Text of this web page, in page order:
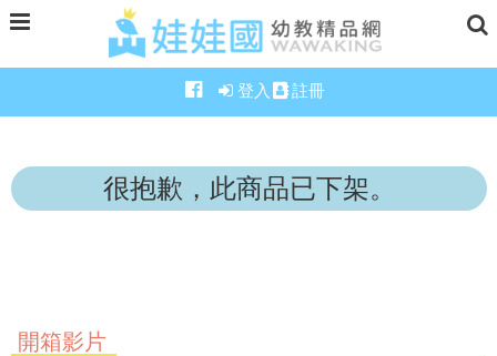
登入 註冊
很抱歉，此商品已下架。
開箱影片